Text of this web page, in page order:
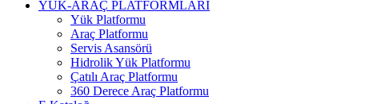
YÜK-ARAÇ PLATFORMLARI
Yük Platformu
Araç Platformu
Servis Asansörü
Hidrolik Yük Platformu
Çatılı Araç Platformu
360 Derece Araç Platformu